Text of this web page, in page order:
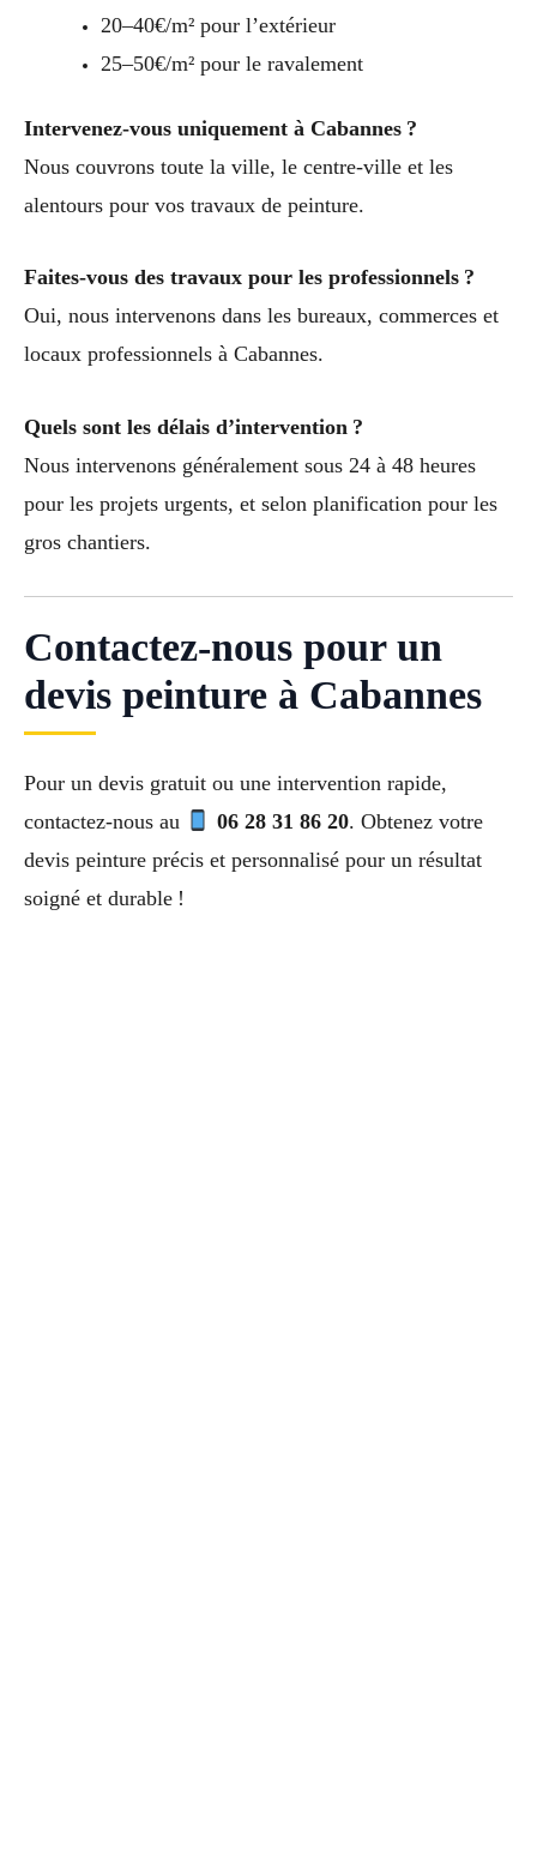
20–40€/m² pour l’extérieur
25–50€/m² pour le ravalement
Intervenez-vous uniquement à Cabannes ?
Nous couvrons toute la ville, le centre-ville et les
alentours pour vos travaux de peinture.
Faites-vous des travaux pour les professionnels ?
Oui, nous intervenons dans les bureaux, commerces et
locaux professionnels à Cabannes.
Quels sont les délais d’intervention ?
Nous intervenons généralement sous 24 à 48 heures
pour les projets urgents, et selon planification pour les
gros chantiers.
Contactez-nous pour un
devis peinture à Cabannes
Pour un devis gratuit ou une intervention rapide,
contactez-nous au
06 28 31 86 20. Obtenez votre
devis peinture précis et personnalisé pour un résultat
soigné et durable !